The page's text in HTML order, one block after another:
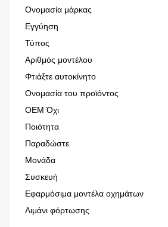
Ονομασία μάρκας
Εγγύηση
Τύπος
Αριθμός μοντέλου
Φτιάξτε αυτοκίνητο
Ονομασία του προϊόντος
OEM Όχι
Ποιότητα
Παραδώστε
Μονάδα
Συσκευή
Εφαρμόσιμα μοντέλα οχημάτων
Λιμάνι φόρτωσης